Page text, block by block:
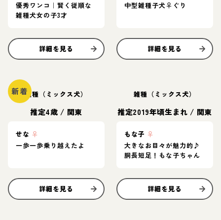
優秀ワンコ｜賢く従順な
雑種犬女の子3才
詳細を見る
中型雑種子犬♀ぐり
詳細を見る
新着雑種（ミックス犬）
推定4歳 / 関東
せな ♀
一歩一歩乗り越えたよ
詳細を見る
雑種（ミックス犬）
推定2019年頃生まれ / 関東
もな子 ♀
大きなお目々が魅力的♪
胴長短足！もな子ちゃん
詳細を見る